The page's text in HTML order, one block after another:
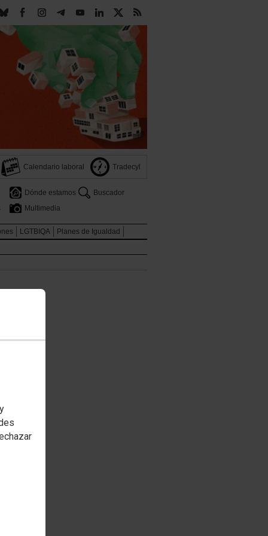
Calendario laboral Tradecyl
Dónde estamos
Buscador
Multimedia
LGTBIQA Planes de Igualdad